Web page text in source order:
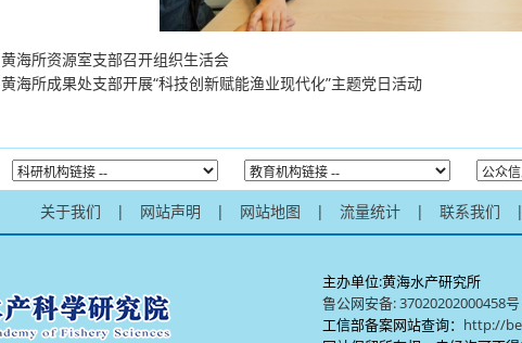
黄海所资源室支部召开组织生活会
黄海所成果处支部开展“科技创新赋能渔业现代化”主题党日活动
关于我们 | 网站声明 | 网站地图 | 流量统计 | 联系我们 |
主办单位:黄海水产研究所
鲁公网安备: 37020202000458号
工信部备案网站查询： http://